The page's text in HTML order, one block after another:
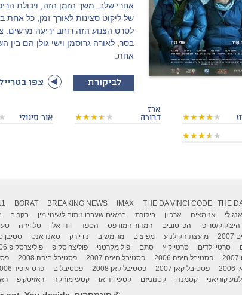
אחרי שלב. משך הזמן הזה, ויכולת
של ליקוט סצינות לאורך זמן, כל
לסרט הצנוע הזה רוחב יריעה מרשים.
בסר, לאורה גרוסמן וישי גולן הם
אחת.
לביקורת צפו
ארז
דבורה
אור סיגולי
BORAT BREAKING NEWS IMAX THE DA VINCI CODE THE
אנג לי אנימציה ארכיון ביקורת במאים שעברו ניתוח לשינוי מין בקרוב
היצ'קוק/טריפו הכי טובים המדור המודפס הספד וודי אלן טלוויזיה
מועצת הקולנוע מפיצים מר משיב ניו יורק סאנדאנס סטיבן
סרטי ילדים סרטי קיץ סתם פול מקרטני פוליצרוסקופ פוליצרסקופ 2006
פסטיבל חיפה 2006 פסטיבל חיפה 2007 פסטיבל חיפה 2008
פסטיבל קאן 2007 פסטיבל קאן 2008 פסטיבלים פרס אופיר 2006
קוריאני
קטמנדו קטנוניזם קטעי וידיאו קטעי מוזיקה ראזיסקופ